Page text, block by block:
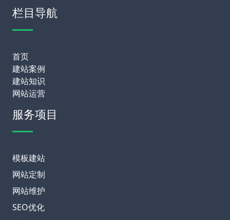
栏目导航
首页
建站案例
建站知识
网站运营
服务项目
模板建站
网站定制
网站维护
SEO优化